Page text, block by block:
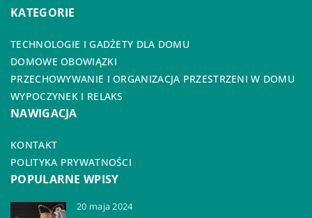
KATEGORIE
TECHNOLOGIE I GADŻETY DLA DOMU
DOMOWE OBOWIĄZKI
PRZECHOWYWANIE I ORGANIZACJA PRZESTRZENI W DOMU
WYPOCZYNEK I RELAKS
NAWIGACJA
KONTAKT
POLITYKA PRYWATNOŚCI
POPULARNE WPISY
20 maja 2024